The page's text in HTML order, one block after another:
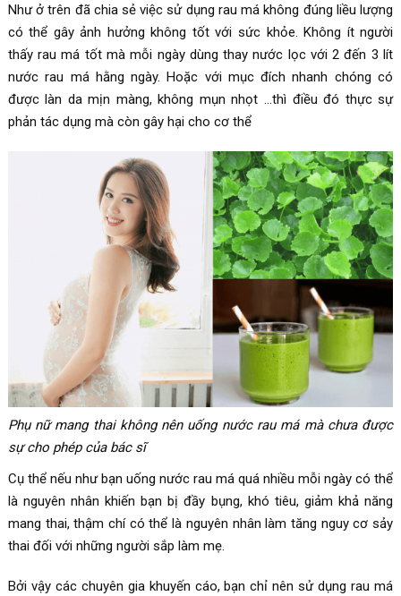
Như ở trên đã chia sẻ việc sử dụng rau má không đúng liều lượng
có thể gây ảnh hưởng không tốt với sức khỏe. Không ít người
thấy rau má tốt mà mỗi ngày dùng thay nước lọc với 2 đến 3 lít
nước rau má hằng ngày. Hoặc với mục đích nhanh chóng có
được làn da mịn màng, không mụn nhọt …thì điều đó thực sự
phản tác dụng mà còn gây hại cho cơ thể
Phụ nữ mang thai không nên uống nước rau má mà chưa được
sự cho phép của bác sĩ
Cụ thể nếu như bạn uống nước rau má quá nhiều mỗi ngày có thể
là nguyên nhân khiến bạn bị đầy bụng, khó tiêu, giảm khả năng
mang thai, thậm chí có thể là nguyên nhân làm tăng nguy cơ sảy
thai đối với những người sắp làm mẹ.
Bởi vậy các chuyên gia khuyến cáo, bạn chỉ nên sử dụng rau má